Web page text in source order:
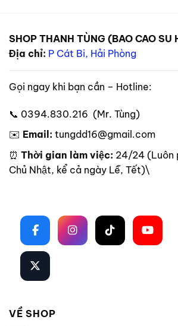
SHOP THANH TÙNG (BAO CAO SU
Địa chỉ: P Cát Bi, Hải Phòng
Gọi ngay khi bạn cần – Hotline:
📞 0394.830.216 (Mr. Tùng)
✉️ Email: tungdd16@gmail.com
⏰ Thời gian làm việc: 24/24 (Luôn
Chủ Nhật, kể cả ngày Lễ, Tết)\
VỀ SHOP